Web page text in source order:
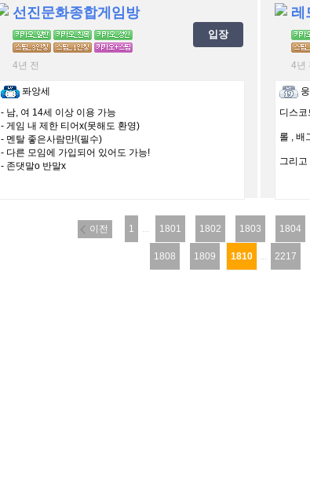
선진문화종합게임방
4년 전
입장
퐈앙세
- 남, 여 14세 이상 이용 가능
- 게임 내 제한 티어x(못해도 환영)
- 멘탈 좋은사람만!(필수)
- 다른 모임에 가입되어 있어도 가능!
- 존댓말o 반말x
레
4년
디스
롤 , 배
그리
이전 1 ... 1801 1802 1803 1804
1808 1809 1810 ... 2217